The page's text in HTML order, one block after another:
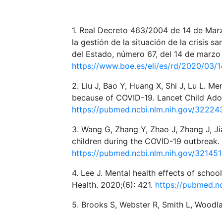
1. Real Decreto 463/2004 de 14 de
la gestión de la situación de la crisis
del Estado, número 67, del 14 de
https://www.boe.es/eli/es/rd/2020/03/
2. Liu J, Bao Y, Huang X, Shi J, Lu L.
because of COVID-19. Lancet Child
https://pubmed.ncbi.nlm.nih.gov/
3. Wang G, Zhang Y, Zhao J, Zhang J,
children during the COVID-19
https://pubmed.ncbi.nlm.nih.gov/
4. Lee J. Mental health effects of
Health. 2020;(6): 421. https://
5. Brooks S, Webster R, Smith L,